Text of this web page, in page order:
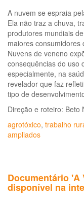
A nuvem se espraia
Ela não traz a chuva,
produtores mundiais
maiores consumidores
Nuvens de veneno
consequências do uso
especialmente, na
revelador que faz
tipo de
Direção e roteiro: Beto
agrotóxico, trabalho
ampliados
Documentário 'A
disponível na